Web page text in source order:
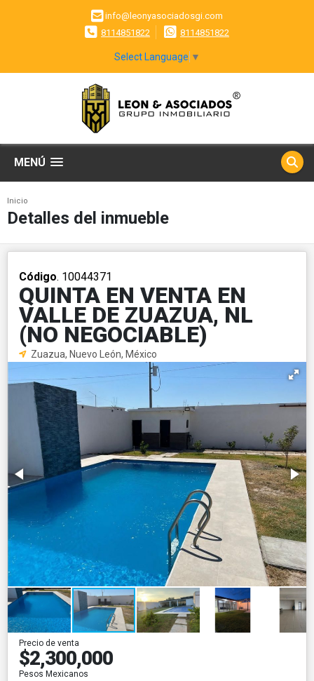
info@leonyasociadosgi.com
8114851822
8114851822
Select Language ▼
MENÚ
Inicio
Detalles del inmueble
Código. 10044371
QUINTA EN VENTA EN
VALLE DE ZUAZUA, NL
(NO NEGOCIABLE)
Zuazua, Nuevo León, México
Precio de venta
$2,300,000
Pesos Mexicanos